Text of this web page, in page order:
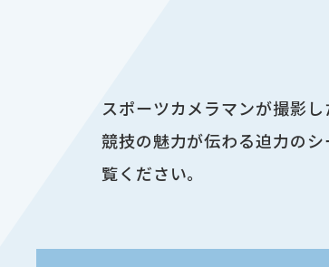
スポーツカメラマンが撮影
競技の魅力が伝わる迫力の
覧ください。